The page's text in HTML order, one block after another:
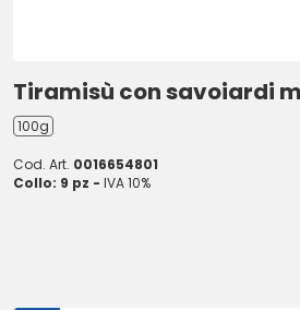
Tiramisù con savoiardi
100g
Cod. Art. 0016654801
Collo: 9 pz - IVA 10%